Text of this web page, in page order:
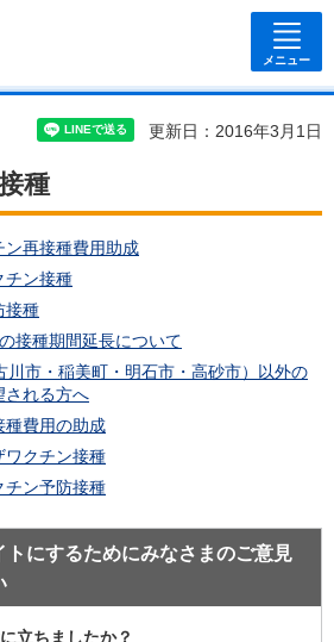
メニュー
更新日：2016年3月1日
種
ン再接種費用助成
チン接種
接種
接種期間延長について
川市・稲美町・明石市・高砂市）以外の
される方へ
種費用の助成
ワクチン接種
チン予防接種
トにするためにみなさまのご意見
立ちましたか？